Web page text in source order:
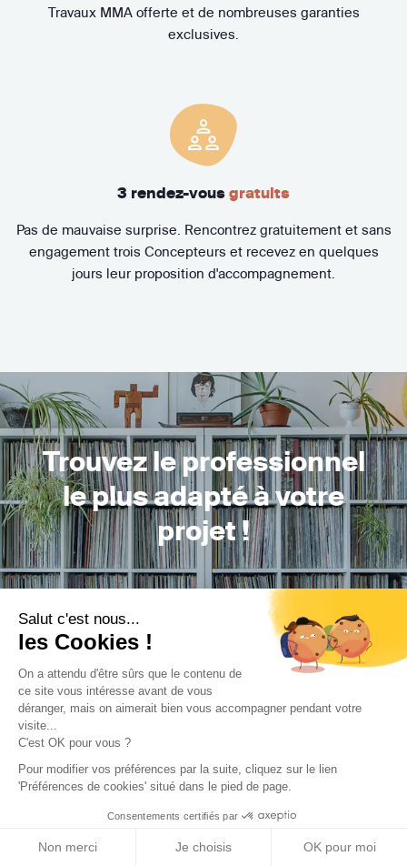
Salut c'est nous...
les Cookies !
On a attendu d'être sûrs que le contenu de
ce site vous intéresse avant de vous
déranger, mais on aimerait bien vous accompagner pendant votre
visite...
C'est OK pour vous ?
Pour modifier vos préférences par la suite, cliquez sur le lien
'Préférences de cookies' situé dans le pied de page.
Consentements certifiés par
Non merci Je choisis OK pour moi
Travaux MMA offerte et de nombreuses garanties
exclusives.
3 rendez-vous gratuits
Pas de mauvaise surprise. Rencontrez gratuitement et sans
engagement trois Concepteurs et recevez en quelques
jours leur proposition d'accompagnement.
Trouvez le professionnel
le plus adapté à votre
projet !
Trouver mon Concepteur
Trouver une réalisation Rénovation Bureaux /
MISE A
NUE D'UN IMMEUBLE DE BUREAU